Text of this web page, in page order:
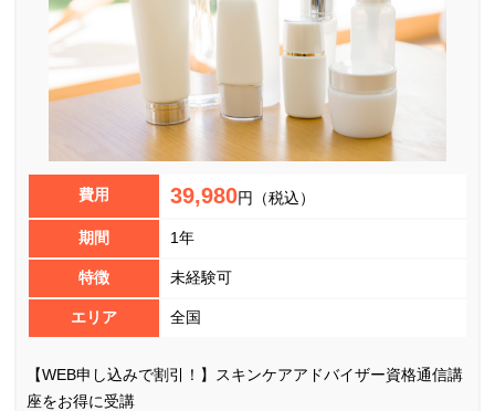
費用 39,980円（税込）
期間 1年
特徴 未経験可
エリア 全国
【WEB申し込みで割引！】スキンケアアドバイザー資格通信講
座をお得に受講